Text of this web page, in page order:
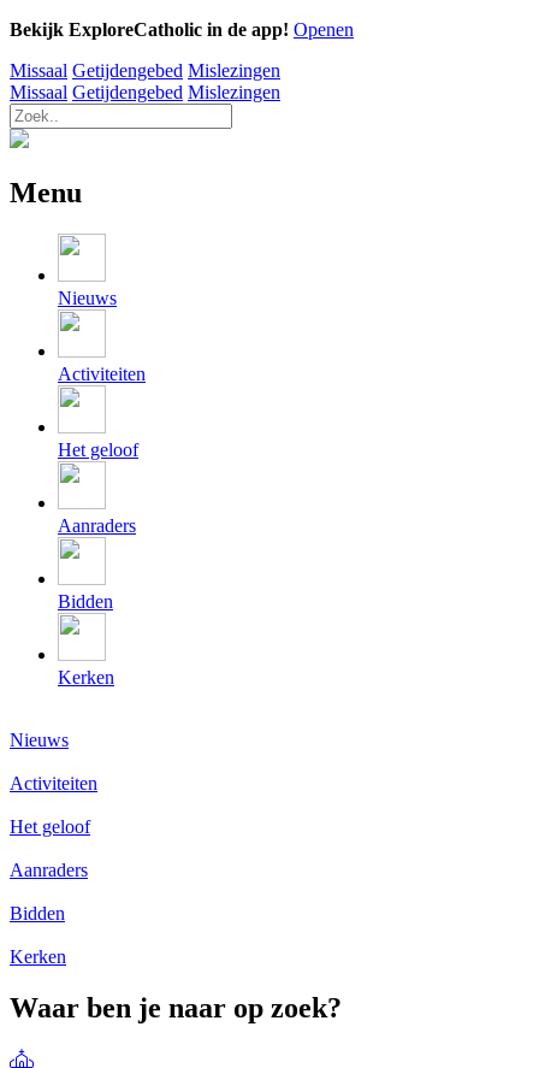
Bekijk ExploreCatholic in de app! Openen
Missaal Getijdengebed Mislezingen
Missaal Getijdengebed Mislezingen
Menu
Nieuws
Activiteiten
Het geloof
Aanraders
Bidden
Kerken
Nieuws
Activiteiten
Het geloof
Aanraders
Bidden
Kerken
Waar ben je naar op zoek?